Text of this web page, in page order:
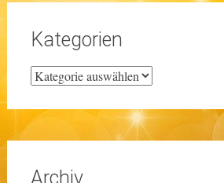
Kategorien
Kategorien
Archiv